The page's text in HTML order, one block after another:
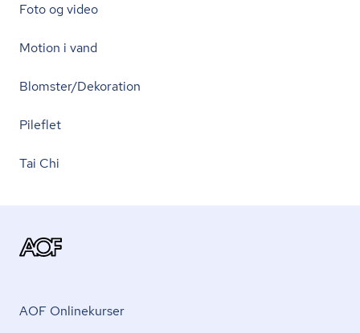
Foto og video
Motion i vand
Blomster/Dekoration
Pileflet
Tai Chi
AOF Onlinekurser